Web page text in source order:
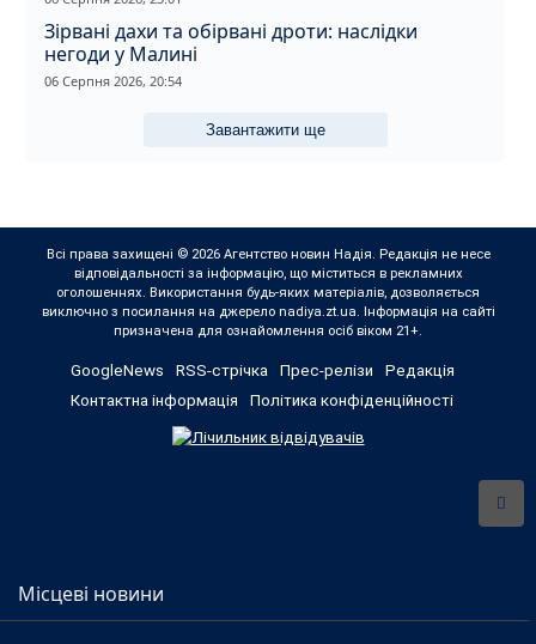
Зірвані дахи та обірвані дроти: наслідки
негоди у Малині
06 Серпня 2026, 20:54
Завантажити ще
Всі права захищені © 2026 Агентство новин Надія. Редакція не несе
відповідальності за інформацію, що міститься в рекламних
оголошеннях. Використання будь-яких матеріалів, дозволяється
виключно з посилання на джерело nadiya.zt.ua. Інформація на сайті
призначена для ознайомлення осіб віком 21+.
GoogleNews RSS-стрічка Прес-релізи
Редакція
Контактна інформація
Політика конфіденційності
Місцеві новини